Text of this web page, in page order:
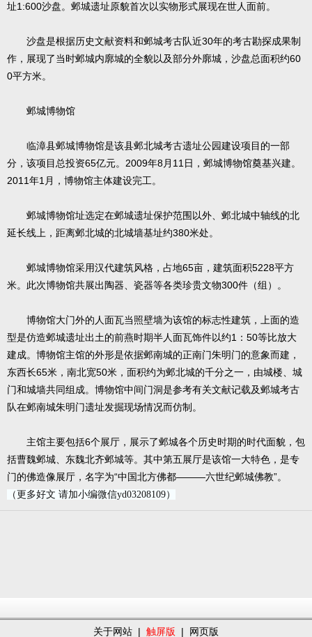
址1:600沙盘。邺城遗址原貌首次以实物形式展现在世人面前。
沙盘是根据历史文献资料和邺城考古队近30年的考古勘探成果制
作，展现了当时邺城内廓城的全貌以及部分外廓城，沙盘总面积约60
0平方米。
邺城博物馆
临漳县邺城博物馆是该县邺北城考古遗址公园建设项目的一部
分，该项目总投资65亿元。2009年8月11日，邺城博物馆奠基兴建。
2011年1月，博物馆主体建设完工。
邺城博物馆址选定在邺城遗址保护范围以外、邺北城中轴线的北
延长线上，距离邺北城的北城墙基址约380米处。
邺城博物馆采用汉代建筑风格，占地65亩，建筑面积5228平方
米。此次博物馆共展出陶器、瓷器等各类珍贵文物300件（组）。
博物馆大门外的人面瓦当照壁墙为该馆的标志性建筑，上面的造
型是仿造邺城遗址出土的前燕时期半人面瓦饰件以约1：50等比放大
建成。博物馆主馆的外形是依据邺南城的正南门朱明门的意象而建，
东西长65米，南北宽50米，面积约为邺北城的千分之一，由城楼、城
门和城墙共同组成。博物馆中间门洞是参考有关文献记载及邺城考古
队在邺南城朱明门遗址发掘现场情况而仿制。
主馆主要包括6个展厅，展示了邺城各个历史时期的时代面貌，包
括曹魏邺城、东魏北齐邺城等。其中第五展厅是该馆一大特色，是专
门的佛造像展厅，名字为“中国北方佛都———六世纪邺城佛教”。
（更多好文 请加小编微信yd03208109）
关于网站 | 触屏版 | 网页版